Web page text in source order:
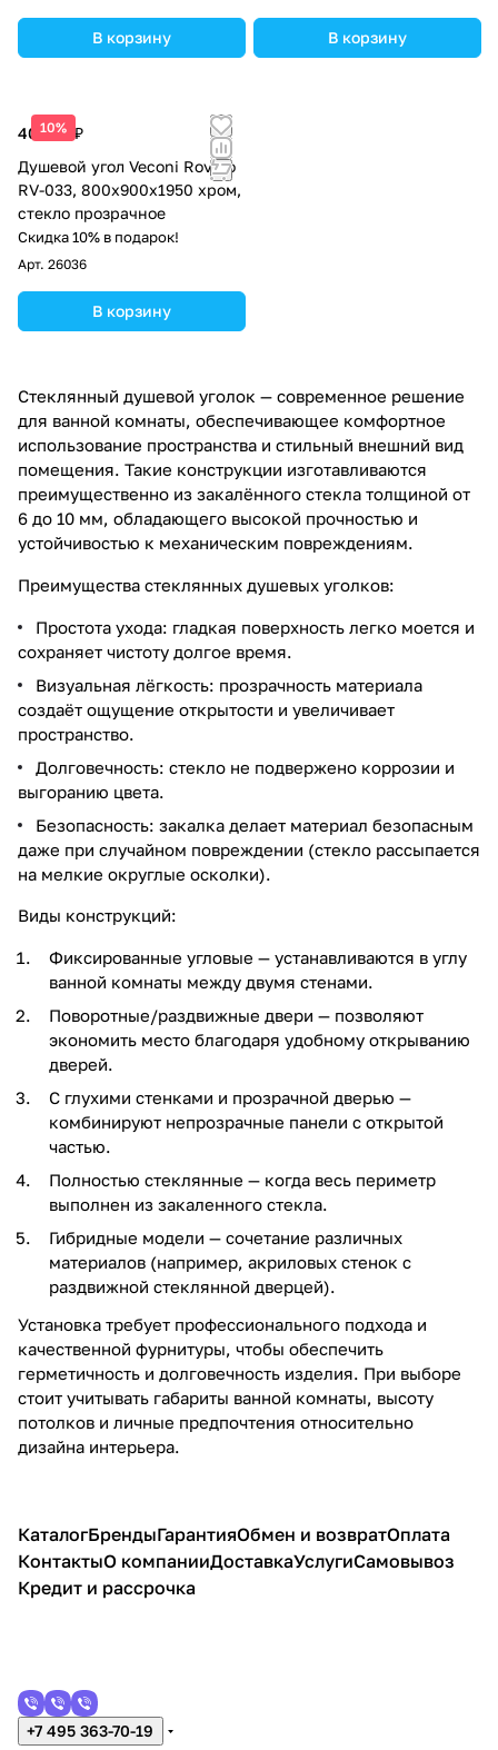
В корзину В корзину
10%
40 932 ₽
Душевой угол Veconi Rovigo
RV-033, 800х900х1950 хром,
стекло прозрачное
Скидка 10% в подарок!
Арт. 26036
В корзину
Стеклянный душевой уголок — современное решение
для ванной комнаты, обеспечивающее комфортное
использование пространства и стильный внешний вид
помещения. Такие конструкции изготавливаются
преимущественно из закалённого стекла толщиной от
6 до 10 мм, обладающего высокой прочностью и
устойчивостью к механическим повреждениям.
Преимущества стеклянных душевых уголков:
Простота ухода: гладкая поверхность легко моется и
сохраняет чистоту долгое время.
Визуальная лёгкость: прозрачность материала
создаёт ощущение открытости и увеличивает
пространство.
Долговечность: стекло не подвержено коррозии и
выгоранию цвета.
Безопасность: закалка делает материал безопасным
даже при случайном повреждении (стекло рассыпается
на мелкие округлые осколки).
Виды конструкций:
Фиксированные угловые — устанавливаются в углу
ванной комнаты между двумя стенами.
Поворотные/раздвижные двери — позволяют
экономить место благодаря удобному открыванию
дверей.
С глухими стенками и прозрачной дверью —
комбинируют непрозрачные панели с открытой
частью.
Полностью стеклянные — когда весь периметр
выполнен из закаленного стекла.
Гибридные модели — сочетание различных
материалов (например, акриловых стенок с
раздвижной стеклянной дверцей).
Установка требует профессионального подхода и
качественной фурнитуры, чтобы обеспечить
герметичность и долговечность изделия. При выборе
стоит учитывать габариты ванной комнаты, высоту
потолков и личные предпочтения относительно
дизайна интерьера.
КаталогБрендыГарантияОбмен и возвратОплата
КонтактыО компанииДоставкаУслугиСамовывоз
Кредит и рассрочка
+7 495 363-70-19